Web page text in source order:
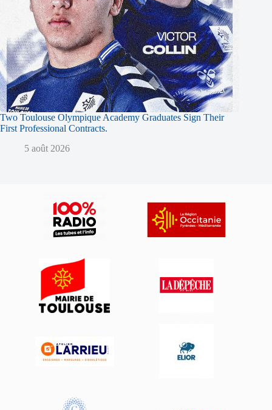
Two Toulouse Olympique Academy Graduates Sign Their
First Professional Contracts.
5 août 2026